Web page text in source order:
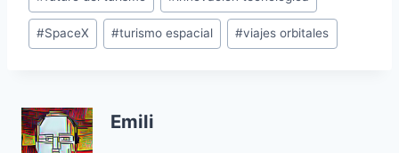
de
la#SpaceX #turismo espacial #viajes orbitales
Emili